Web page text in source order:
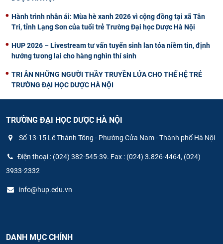
Hành trình nhân ái: Mùa hè xanh 2026 vì cộng đồng tại xã Tân
Tri, tỉnh Lạng Sơn của tuổi trẻ Trường Đại học Dược Hà Nội
HUP 2026 – Livestream tư vấn tuyển sinh lan tỏa niềm tin, định
hướng tương lai cho hàng nghìn thí sinh
TRI ÂN NHỮNG NGƯỜI THẦY TRUYỀN LỬA CHO THẾ HỆ TRẺ
TRƯỜNG ĐẠI HỌC DƯỢC HÀ NỘI
TRƯỜNG ĐẠI HỌC DƯỢC HÀ NỘI
Số 13-15 Lê Thánh Tông - Phường Cửa Nam - Thành phố Hà Nội
Điện thoại : (024) 382-545-39. Fax : (024) 3.826-4464, (024)
3933-2332
info@hup.edu.vn
DANH MỤC CHÍNH